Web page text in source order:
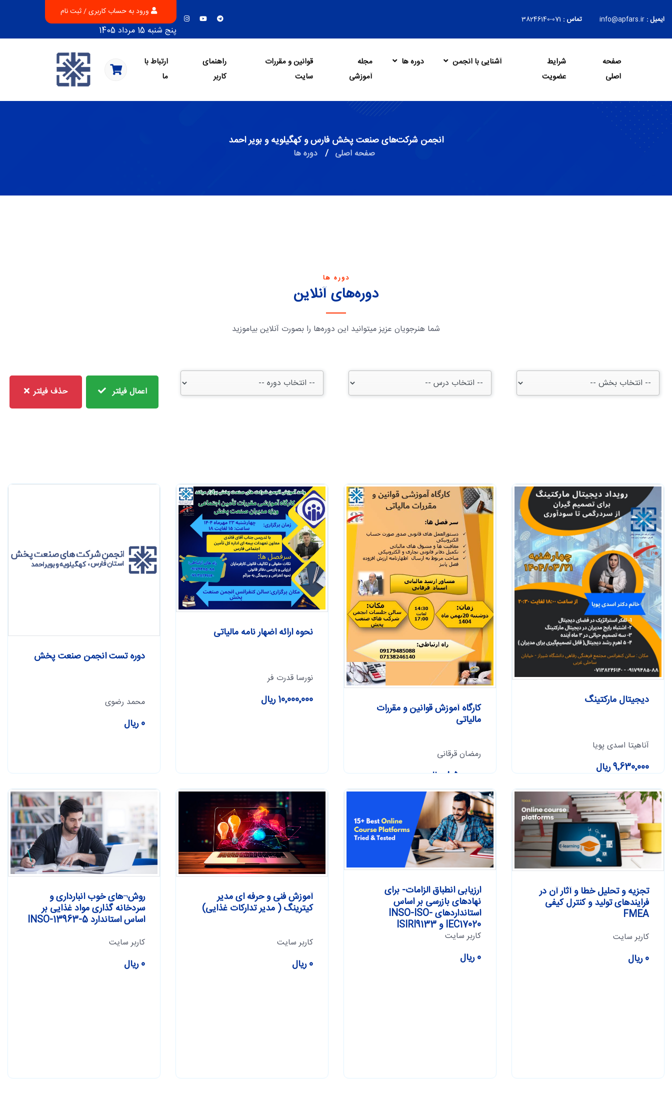
تماس : 071-38246140 ایمیل : info@apfars.ir
ورود به حساب کاربری / ثبت نام
پنج شنبه 15 مرداد 1405
صفحه
اصلی
شرایط
عضویت
آشنایی با انجمن دوره ها
مجله
آموزشی
قوانین و مقررات
سایت
راهنمای
کاربر
ارتباط با
ما
انجمن شرکت‌های صنعت پخش فارس و کهگیلویه و بویر احمد
صفحه اصلی / دوره ها
دوره ها
دوره‌های آنلاین
شما هنرجویان عزیز میتوانید این دوره‌ها را بصورت آنلاین بیاموزید
اعمال فیلتر حذف فیلتر
دیجیتال مارکتینگ
آناهیتا اسدی پویا
9٬630٬000 ریال
کارگاه آموزش قوانین و مقررات
مالیاتی
رمضان قرقانی
8٬500٬000 ریال
نحوه ارائه اضهار نامه مالیاتی
نورسا قدرت فر
10٬000٬000 ریال
دوره تست انجمن صنعت پخش
محمد رضوی
0 ریال
تجزیه و تحلیل خطا و آثار آن در
فرایندهای تولید و کنترل کیفی
FMEA
کاربر سایت
0 ریال
ارزیابی انطباق الزامات- برای
نهادهای بازرسی بر اساس
استانداردهای INSO-ISO-
IEC17020 و ISIRI9133
کاربر سایت
0 ریال
آموزش فنی و حرفه ای مدیر
کیترینگ ( مدیر تدارکات غذایی)
کاربر سایت
0 ریال
روش¬های خوب انبارداری و
سردخانه گذاری مواد غذایی بر
اساس استاندارد INSO-13963-5
کاربر سایت
0 ریال